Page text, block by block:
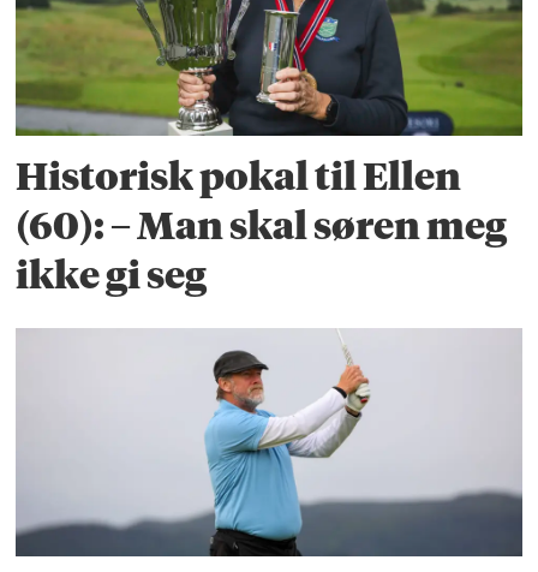
Historisk pokal til Ellen
(60): – Man skal søren meg
ikke gi seg